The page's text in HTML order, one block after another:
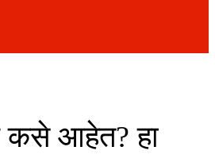
कसे आहेत? हा